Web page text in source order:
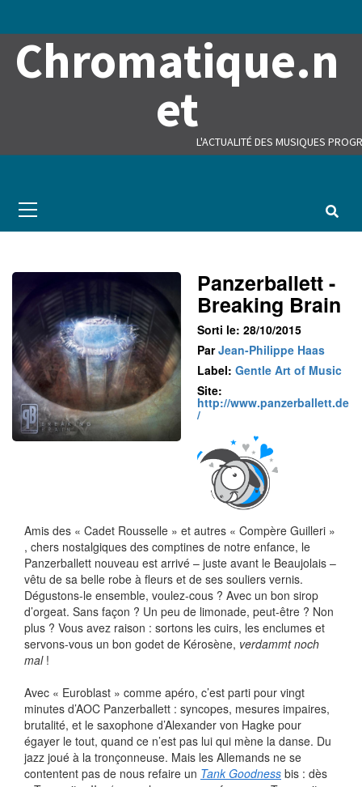
Chromatique.n
et
L'ACTUALITÉ DES MUSIQUES
Menu
Panzerballett -
Breaking Brain
Sorti le: 28/10/2015
ParJean-Philippe Haas
Label: Gentle Art of Music
Site:
http://www.panzerballett.de
/
Amis des « Cadet Rousselle » et autres « Compère Guilleri »
, chers nostalgiques des comptines de notre enfance, le
Panzerballett nouveau est arrivé – juste avant le Beaujolais –
vêtu de sa belle robe à fleurs et de ses souliers vernis.
Dégustons-le ensemble, voulez-cous ? Avec un bon sirop
d’orgeat. Sans façon ? Un peu de limonade, peut-être ? Non
plus ? Vous avez raison : sortons les cuirs, les enclumes et
servons-vous un bon godet de Kérosène, verdammt noch
mal!
Avec « Euroblast » comme apéro, c’est parti pour vingt
minutes d’AOC Panzerballett : syncopes, mesures impaires,
brutalité, et le saxophone d’Alexander von Hagke pour
égayer le tout, quand ce n’est pas lui qui mène la danse. Du
jazz joué à la tronçonneuse. Mais les Allemands ne se
contentent pas de nous refaire un Tank Goodness bis : dès